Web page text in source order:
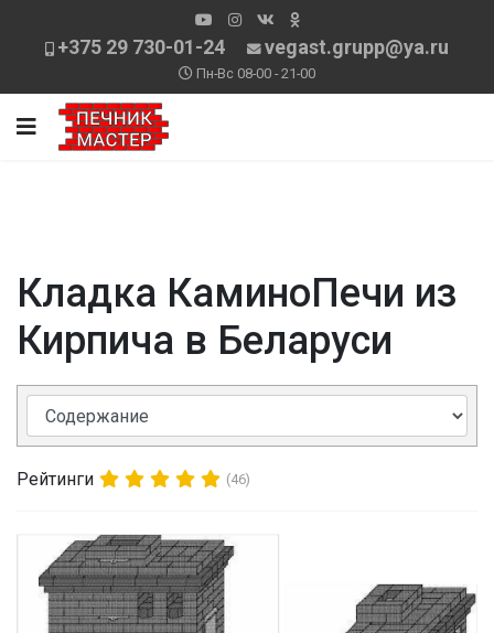
+375 29 730-01-24 vegast.grupp@ya.ru
Пн-Вс 08-00 - 21-00
Кладка КаминоПечи из
Кирпича в Беларуси
Рейтинги (46)